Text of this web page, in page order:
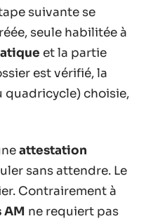
suivante se
seule habilitée à
et la partie
est vérifié, la
quadricycle) choisie,
attestation
sans attendre. Le
Contrairement à
AM ne requiert pas